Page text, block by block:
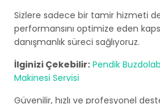
Sizlere sadece bir tamir hizmeti
performansını optimize eden
danışmanlık süreci sağlıyoruz.
İlginizi Çekebilir: Pendik
Makinesi Servisi
Güvenilir, hızlı ve profesyonel